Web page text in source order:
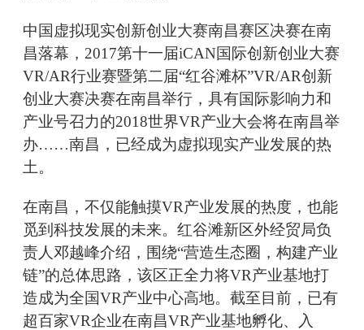
中国虚拟现实创新创业大赛南昌赛区决赛在南
昌落幕，2017第十一届iCAN国际创新创业大赛
VR/AR行业赛暨第二届“红谷滩杯”VR/AR创新
创业大赛决赛在南昌举行，具有国际影响力和
产业号召力的2018世界VR产业大会将在南昌举
办……南昌，已经成为虚拟现实产业发展的热
土。
在南昌，不仅能触摸VR产业发展的热度，也能
觅到科技发展的未来。红谷滩新区外经贸局负
责人邓越峰介绍，围绕“营造生态圈，构建产业
链”的总体思路，该区正全力将VR产业基地打
造成为全国VR产业中心高地。截至目前，已有
超百家VR企业在南昌VR产业基地孵化、入